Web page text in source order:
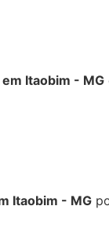
Itaobim - MG
Itaobim - MG